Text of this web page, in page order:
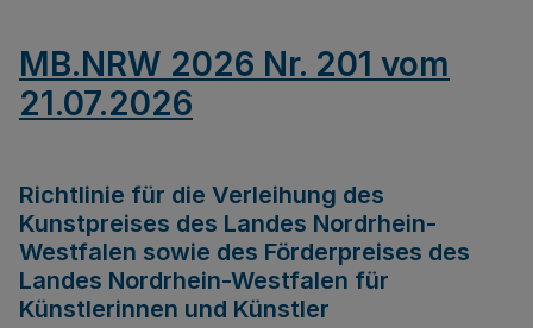
MB.NRW 2026 Nr. 201 vom
21.07.2026
Richtlinie für die Verleihung des
Kunstpreises des Landes Nordrhein-
Westfalen sowie des Förderpreises des
Landes Nordrhein-Westfalen für
Künstlerinnen und Künstler